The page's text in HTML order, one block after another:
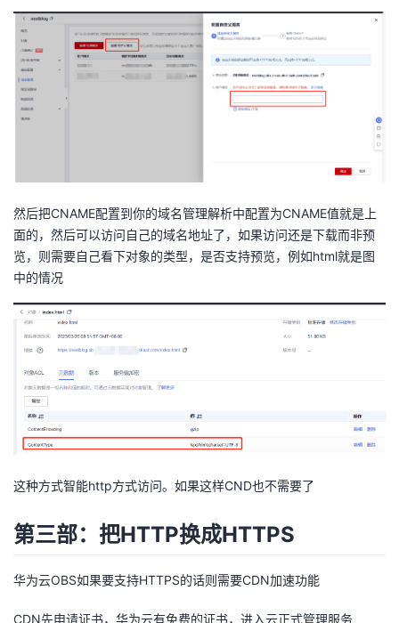
然后把CNAME配置到你的域名管理解析中配置为CNAME值就是上
面的，然后可以访问自己的域名地址了，如果访问还是下载而非预
览，则需要自己看下对象的类型，是否支持预览，例如html就是图
中的情况
这种方式智能http方式访问。如果这样CND也不需要了
第三部：把HTTP换成HTTPS
华为云OBS如果要支持HTTPS的话则需要CDN加速功能
CDN先申请证书，华为云有免费的证书，进入云正式管理服务